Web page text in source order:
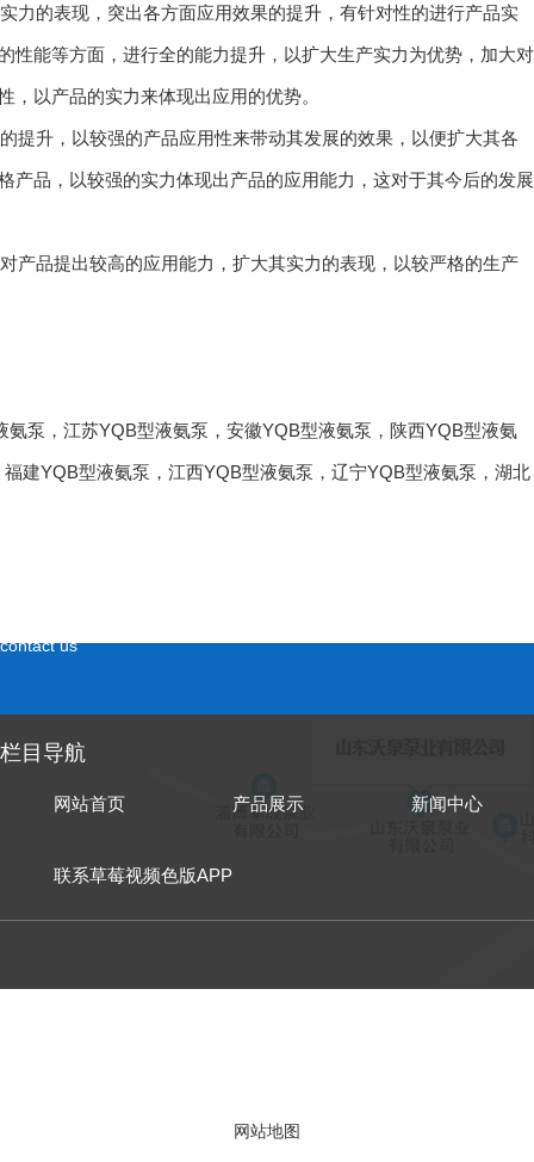
力的表现，突出各方面应用效果的提升，有针对性的进行产品实
能等方面，进行全的能力提升，以扩大生产实力为优势，加大对
以产品的实力来体现出应用的优势。
提升，以较强的产品应用性来带动其发展的效果，以便扩大其各
品，以较强的实力体现出产品的应用能力，这对于其今后的发展
产品提出较高的应用能力，扩大其实力的表现，以较严格的生产
氨泵 ， 江苏YQB型液氨泵 ， 安徽YQB型液氨泵 ， 陕西YQB型液氨
福建YQB型液氨泵 ， 江西YQB型液氨泵 ， 辽宁YQB型液氨泵 ， 湖北
contact us
栏目导航
网站首页 产品展示 新闻中心
联系草莓视频色版APP
网站地图